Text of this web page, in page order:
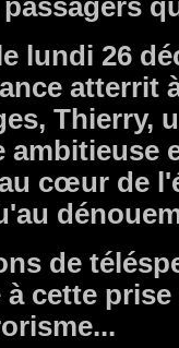
passagers
lundi 26
atterrit
Thierry,
ambitieuse
cœur de
de
cette